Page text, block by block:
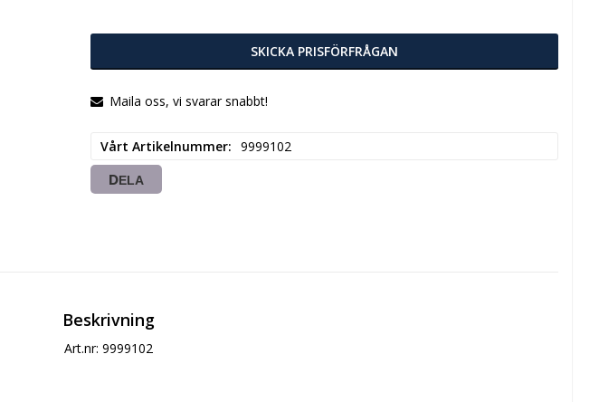
SKICKA PRISFÖRFRÅGAN
Maila oss, vi svarar snabbt!
Vårt Artikelnummer 9999102
DELA
Beskrivning
Art.nr: 9999102